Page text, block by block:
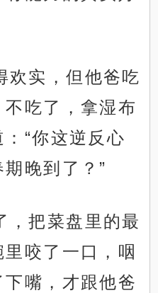
欢实，但他爸吃
吃了，拿湿布
“你这逆反心
晚到了？”
，把菜盘里的最
咬了一口，咽
嘴，才跟他爸